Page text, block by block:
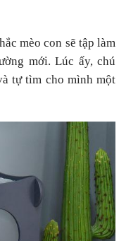
mèo con sẽ tập làm
mới. Lúc ấy, chú
tự tìm cho mình một